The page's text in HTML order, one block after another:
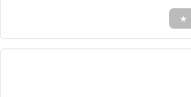
★